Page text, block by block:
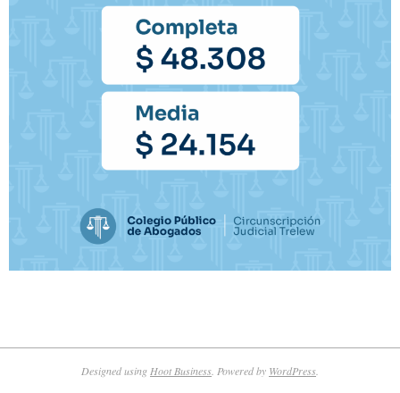
Designed using Hoot Business . Powered by WordPress